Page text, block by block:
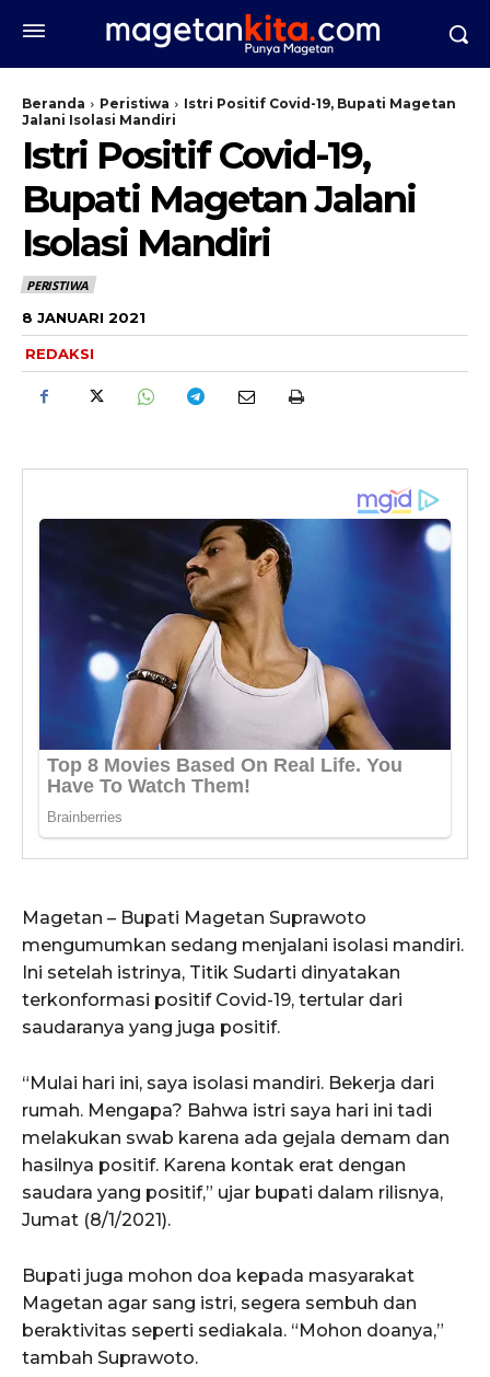
Beranda Peristiwa
Istri Positif Covid-19, Bupati Magetan
Jalani Isolasi Mandiri
Istri Positif Covid-19,
Bupati Magetan Jalani
Isolasi Mandiri
PERISTIWA
8 JANUARI 2021
REDAKSI
Magetan – Bupati Magetan Suprawoto
mengumumkan sedang menjalani isolasi mandiri.
Ini setelah istrinya, Titik Sudarti dinyatakan
terkonformasi positif Covid-19, tertular dari
saudaranya yang juga positif.
“Mulai hari ini, saya isolasi mandiri. Bekerja dari
rumah. Mengapa? Bahwa istri saya hari ini tadi
melakukan swab karena ada gejala demam dan
hasilnya positif. Karena kontak erat dengan
saudara yang positif,” ujar bupati dalam rilisnya,
Jumat (8/1/2021).
Bupati juga mohon doa kepada masyarakat
Magetan agar sang istri, segera sembuh dan
beraktivitas seperti sediakala. “Mohon doanya,”
tambah Suprawoto.